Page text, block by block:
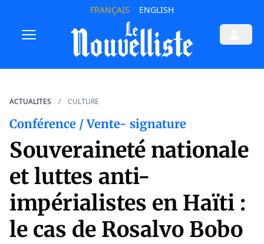
FRANÇAIS ENGLISH
ACTUALITES CULTURE
Conférence / Vente- signature
Souveraineté nationale
et luttes anti-
impérialistes en Haïti :
le cas de Rosalvo Bobo